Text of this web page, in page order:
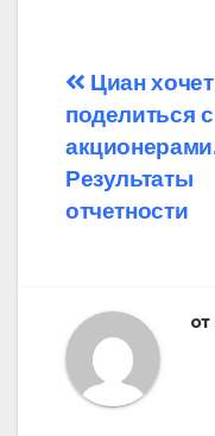
по
записям
Циан хочет
поделиться с
Результаты
отчетности
от